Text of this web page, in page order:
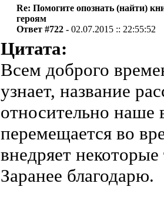
Re: Помогите опознать (найти)
героям
Ответ #722 -02.07.2015 :: 22:55:52
Цитата:
Всем доброго
узнает, название
относительно наше
перемещается во
внедряет
Заранее благодарю.